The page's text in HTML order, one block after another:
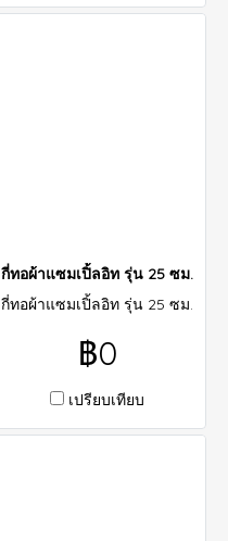
กี่ทอผ้าแซมเปิ้ลอิท รุ่น 25 ซม.
กี่ทอผ้าแซมเปิ้ลอิท รุ่น 25 ซม.
฿0
เปรียบเทียบ